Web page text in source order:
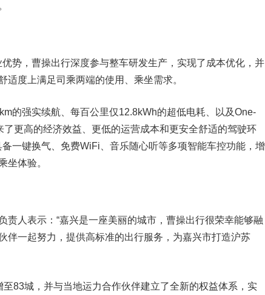
势，曹操出行深度参与整车研发生产，实现了成本优化，并
适度上满足司乘两端的使用、乘坐需求。
的强实续航、每百公里仅12.8kWh的超低电耗、以及One-
更高的经济效益、更低的运营成本和更安全舒适的驾驶环
一键换气、免费WiFi、音乐随心听等多项智能车控功能，增
坐体验。
责人表示：“嘉兴是一座美丽的城市，曹操出行很荣幸能够融
伴一起努力，提供高标准的出行服务，为嘉兴市打造沪苏
83城，并与当地运力合作伙伴建立了全新的权益体系，实